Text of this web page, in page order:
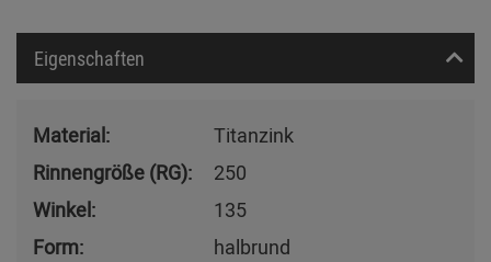
Eigenschaften
Material:
Titanzink
Rinnengröße (RG):
250
Winkel:
135
Form:
halbrund